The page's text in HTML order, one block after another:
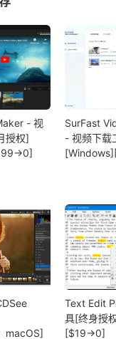
- 视
授权]
SurFast
- 视频下载
macOS]
Text Edit
具[终身授
[$19→0]